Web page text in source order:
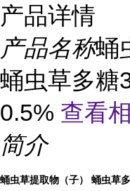
产品详情
产品名称蛹
蛹虫草多糖
0.5% 查看
简介
蛹虫草提取物（子） 蛹虫草